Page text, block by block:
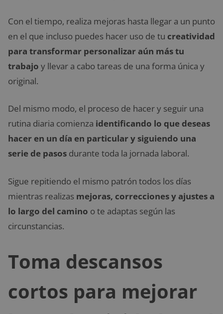
Con el tiempo, realiza mejoras hasta llegar a un punto
en el que incluso puedes hacer uso de tu creatividad
para transformar personalizar aún más tu
trabajo y llevar a cabo tareas de una forma única y
original.
Del mismo modo, el proceso de hacer y seguir una
rutina diaria comienza identificando lo que deseas
hacer en un día en particular y siguiendo una
serie de pasos durante toda la jornada laboral.
Sigue repitiendo el mismo patrón todos los días
mientras realizas mejoras, correcciones y ajustes a
lo largo del camino o te adaptas según las
circunstancias.
Toma descansos
cortos para mejorar